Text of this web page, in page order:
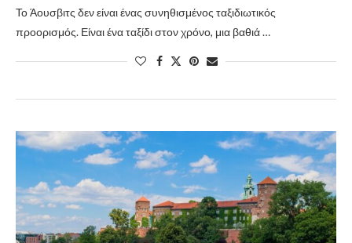
Το Άουσβιτς δεν είναι ένας συνηθισμένος ταξιδιωτικός
προορισμός. Είναι ένα ταξίδι στον χρόνο, μια βαθιά …